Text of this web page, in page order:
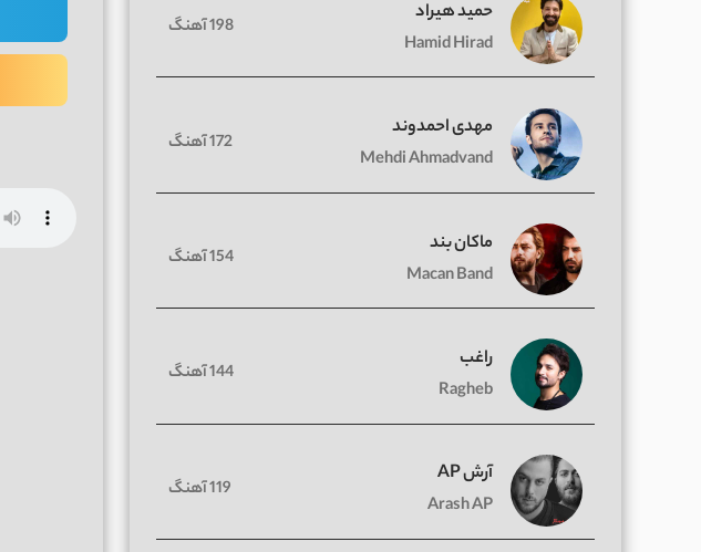
حمید هیراد
Hamid Hirad
198 آهنگ
مهدی احمدوند
Mehdi Ahmadvand
172 آهنگ
ماکان بند
Macan Band
154 آهنگ
راغب
Ragheb
144 آهنگ
آرش AP
Arash AP
119 آهنگ